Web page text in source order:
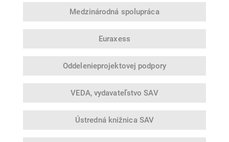
Medzinárodná spolupráca
Euraxess
Oddelenieprojektovej podpory
VEDA, vydavateľstvo SAV
Ústredná knižnica SAV